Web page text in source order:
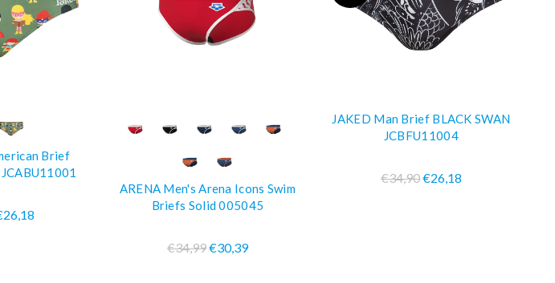
SUBITO
Brief
ARENA Men's Arena Icons Swim
Briefs Solid 005045
€34,99€30,39
LEGGI DI PIÙ
JAKED Man Brief BLACK SWAN
JCBFU11004
€34,90€26,18